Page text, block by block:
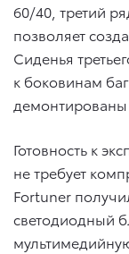
60/40, третий
позволяет
Сиденья
к боковинам
Готовность к
не требует
Fortuner
светодиодный